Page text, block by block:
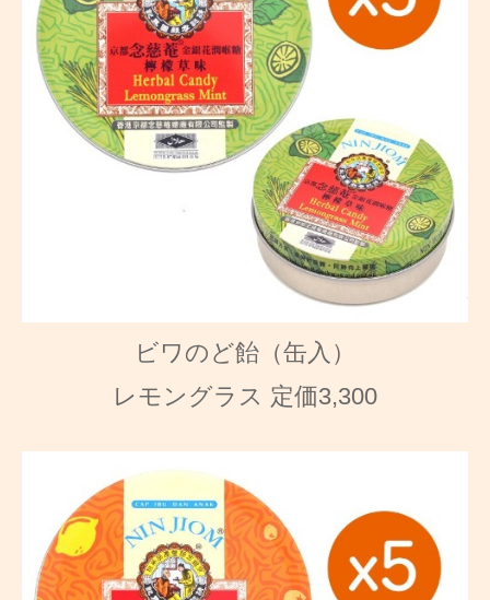
ビワのど飴（缶入）
レモングラス 定価3,300